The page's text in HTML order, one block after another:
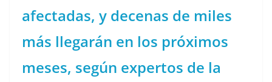
afectadas, y decenas de miles
más llegarán en los próximos
meses, según expertos de la